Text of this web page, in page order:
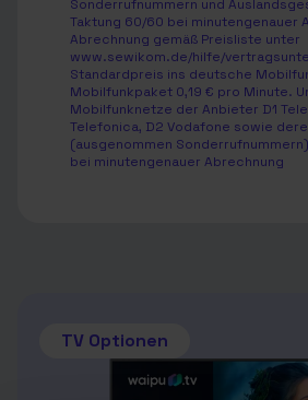
Sonderrufnummern und
Taktung 60/60 bei minutengenauer
Abrechnung gemäß Preisliste unter
www.sewikom.de/hilfe/
Standardpreis ins deutsche
Mobilfunkpaket 0,19 € pro Minute.
Mobilfunknetze der Anbieter D1
Telefonica, D2 Vodafone sowie
(ausgenommen
bei minutengenauer Abrechnung
TV Optionen